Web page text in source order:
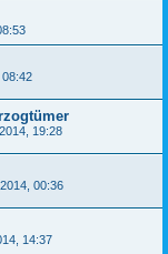
08:42
19:28
00:36
14:37